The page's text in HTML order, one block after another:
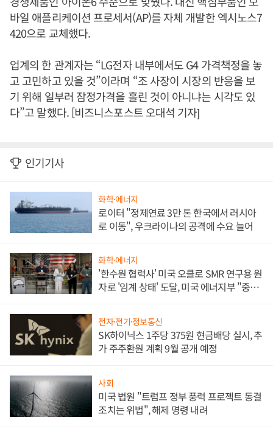
바일 애플리케이션 프로세서(AP)를 자체 개발한 엑시노스7
420으로 교체했다.
업계의 한 관계자는 “LG전자 내부에서도 G4 가격책정을 놓
고 고민하고 있을 것”이라며 “조 사장이 시장의 반응을 보
기 위해 일부러 잠정가격을 흘린 것이 아니냐는 시각도 있
다”고 말했다. [비즈니스포스트 오대석 기자]
인기기사
화학·에너지
로이터 "정제연료 3만 톤 한국에서 러시아
로 이동", 우크라이나의 공격에 수요 늘어
화학·에너지
'한수원 협력사' 미국 오클로 SMR 연구용 원
자로 '임계 상태' 도달, 미국 에너지부 "중요
전자·전기·정보통신
SK하이닉스 1주당 375원 현금배당 실시, 추
가 주주환원 계획 9월 공개 예정
사회
미국 법원 "트럼프 정부 풍력 프로젝트 동결
조치는 위법", 해제 명령 내려